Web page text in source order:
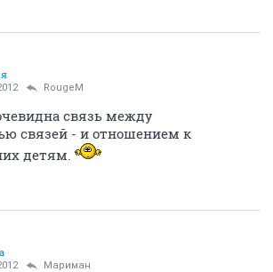
RougeM
связь между
связей - и отношением к
детям.
Мариман